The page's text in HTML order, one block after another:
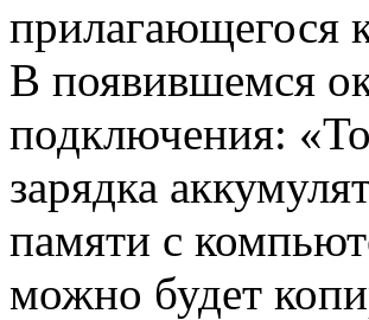
прилагающегося
В появившемся
подключения:
зарядка
памяти с
можно будет